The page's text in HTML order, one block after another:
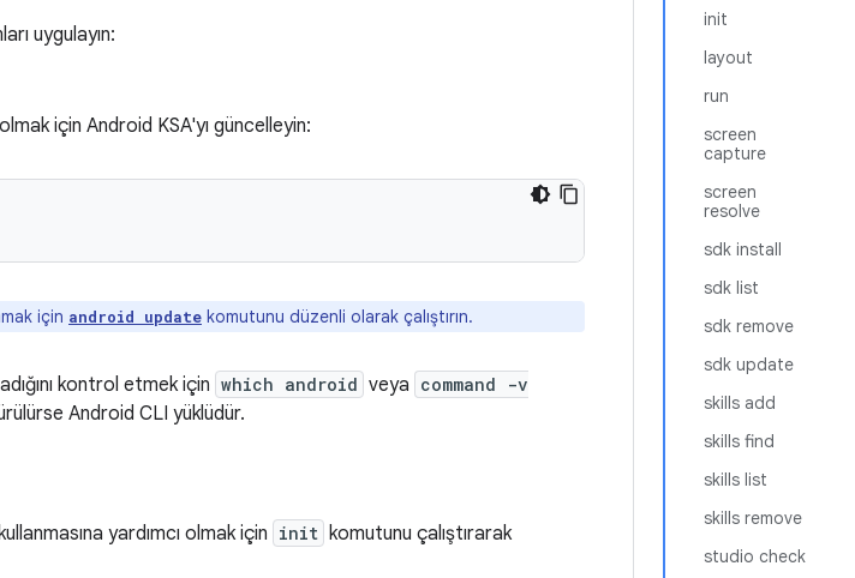
init
layout
run
screen
capture
screen
resolve
sdk install
sdk list
sdk remove
sdk update
skills add
skills find
skills list
skills remove
studio check
uygulayın:
için Android KSA'yı güncelleyin:
için android update komutunu düzenli olarak çalıştırın.
kontrol etmek için which android veya command -v
Android CLI yüklüdür.
yardımcı olmak için init komutunu çalıştırarak